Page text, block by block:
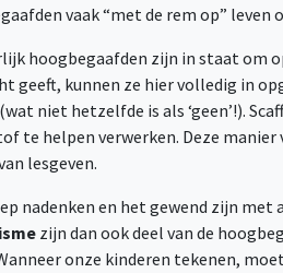
vaak “met de rem op” leven
hoogbegaafden zijn in staat om
geeft, kunnen ze hier volledig in
niet hetzelfde is als ‘geen’!).
te helpen verwerken. Deze
lesgeven.
nadenken en het gewend zijn
zijn dan ook deel van de
onze kinderen tekenen,